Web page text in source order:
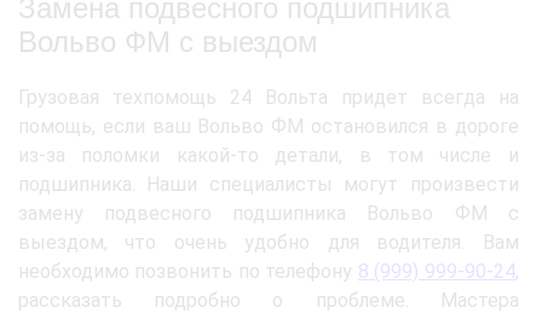
Замена подвесного подшипника
Вольво ФМ с выездом
Грузовая техпомощь 24 Вольта придет всегда на
помощь, если ваш Вольво ФМ остановился в дороге
из-за поломки какой-то детали, в том числе и
подшипника. Наши специалисты могут произвести
замену подвесного подшипника Вольво ФМ с
выездом, что очень удобно для водителя. Вам
необходимо позвонить по телефону 8 (999) 999-90-24,
рассказать подробно о проблеме. Мастера